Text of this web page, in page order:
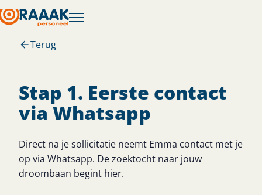
Terug
Stap 1. Eerste contact
via Whatsapp
Direct na je sollicitatie neemt Emma contact met je
op via Whatsapp. De zoektocht naar jouw
droombaan begint hier.